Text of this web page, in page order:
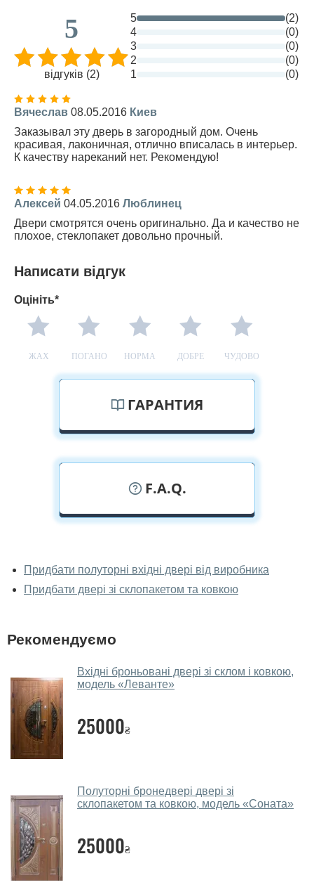
5
відгуків (2)
5
(2)
4
(0)
3
(0)
2
(0)
1
(0)
Вячеслав 08.05.2016 Киев
Заказывал эту дверь в загородный дом. Очень
красивая, лаконичная, отлично вписалась в интерьер.
К качеству нареканий нет. Рекомендую!
Алексей 04.05.2016 Люблинец
Двери смотрятся очень оригинально. Да и качество не
плохое, стеклопакет довольно прочный.
Написати відгук
Оцініть*
ЖАХ ПОГАНО НОРМА ДОБРЕ ЧУДОВО
ГАРАНТИЯ
F.A.Q.
ковокою наживо?
Так, можна подивитися двері з ковокою у нашому
У вас великий магазин?
дверей.
Чи допомагаєте ви вибрати двері з
ковокою?
Так. Ми консультуємо покупців
Які двері з ковокою порадите?
Наші рекомендації залежать від необхідних
параметрів, бюджету та інших факторів. Підбір дверей
зі склопакетом та куванням проводиться
Придбати полуторні вхідні двері від виробника
Придбати двері зі склопакетом та ковкою
Рекомендуємо
Вхідні броньовані двері зі склом і ковкою,
модель «Леванте»
25000₴
Полуторні бронедвері двері зі
склопакетом та ковкою, модель «Соната»
25000₴